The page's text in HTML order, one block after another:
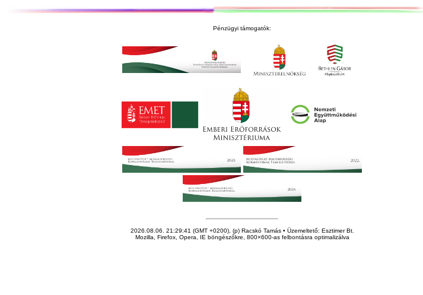
Pénzügyi támogatók:
2026.08.06. 21:29:41 (GMT +0200), (p) Racskó Tamás • Üzemeltető: Esztimer Bt.
Mozilla, Firefox, Opera, IE böngészőkre, 800×600-as felbontásra optimalizálva